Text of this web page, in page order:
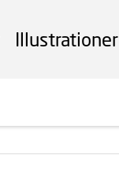
Illustrationer